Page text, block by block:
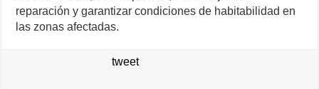
reparación y garantizar condiciones de habitabilidad en
las zonas afectadas.
tweet